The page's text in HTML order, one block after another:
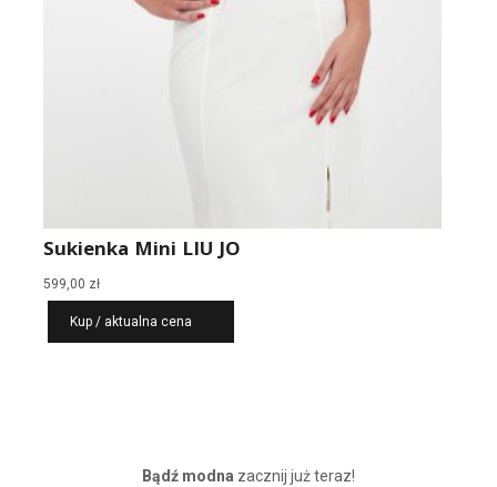
Sukienka Mini LIU JO
599,00 zł
Kup / aktualna cena
Bądź modna zacznij już teraz!